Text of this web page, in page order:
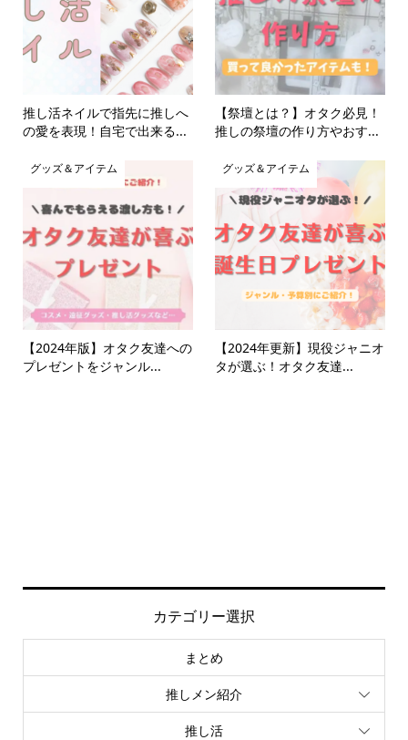
推し活ネイルで指先に推しへ
の愛を表現！自宅で出来る...
【祭壇とは？】オタク必見！
推しの祭壇の作り方やおす...
グッズ＆アイテム
【2024年版】オタク友達への
プレゼントをジャンル...
グッズ＆アイテム
【2024年更新】現役ジャニオ
タが選ぶ！オタク友達...
カテゴリー選択
まとめ
推しメン紹介
推し活